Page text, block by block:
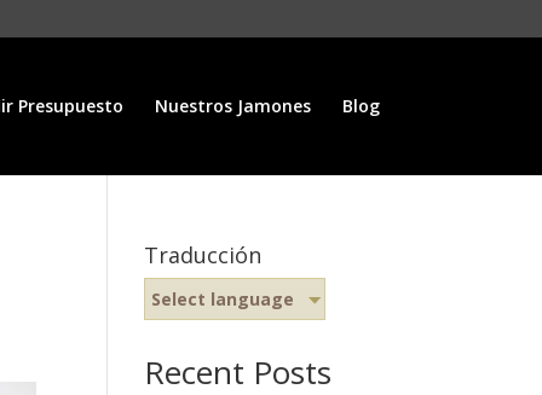
Presupuesto Nuestros Jamones Blog
Traducción
Select language
Recent Posts